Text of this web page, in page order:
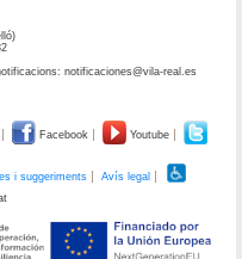
notificaciones@vila-real.es
Facebook Youtube
i suggeriments
Avís legal